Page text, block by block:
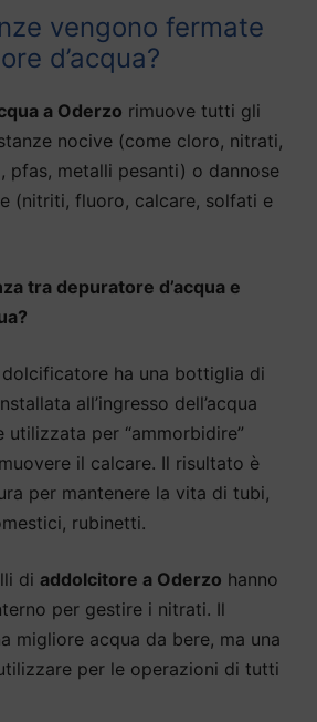
vengono fermate
d’acqua?
a Oderzo rimuove tutti gli
nocive (come cloro, nitrati,
pfas, metalli pesanti) o dannose
(nitriti, fluoro, calcare, solfati e
tra depuratore d’acqua e
ha una bottiglia di
all’ingresso dell’acqua
utilizzata per “ammorbidire”
il calcare. Il risultato è
per mantenere la vita di tubi,
rubinetti.
di addolcitore a Oderzo hanno
per gestire i nitrati. Il
migliore acqua da bere, ma una
per le operazioni di tutti